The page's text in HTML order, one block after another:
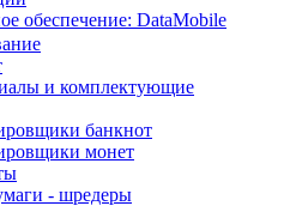
обеспечение: DataMobile
и комплектующие
банкнот
монет
- шредеры